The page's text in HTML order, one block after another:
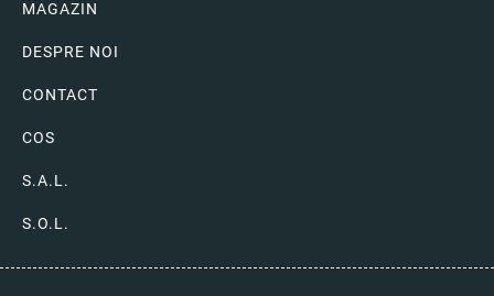
MAGAZIN
DESPRE NOI
CONTACT
COS
S.A.L.
S.O.L.